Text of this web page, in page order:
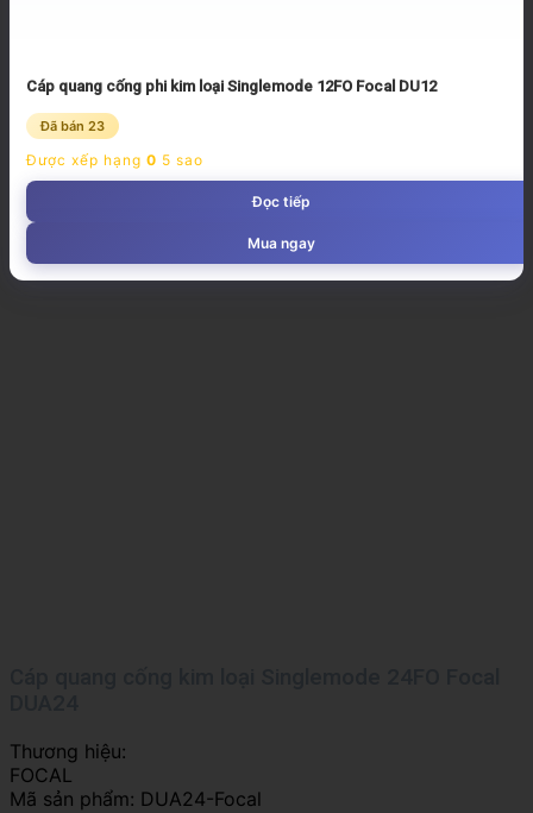
Cáp quang cống phi kim loại Singlemode 12FO Focal DU12
Đã bán 23
Được xếp hạng 0 5 sao
Đọc tiếp
Mua ngay
Thương hiệu:
FOCAL
Mã sản phẩm: DUA24-Focal